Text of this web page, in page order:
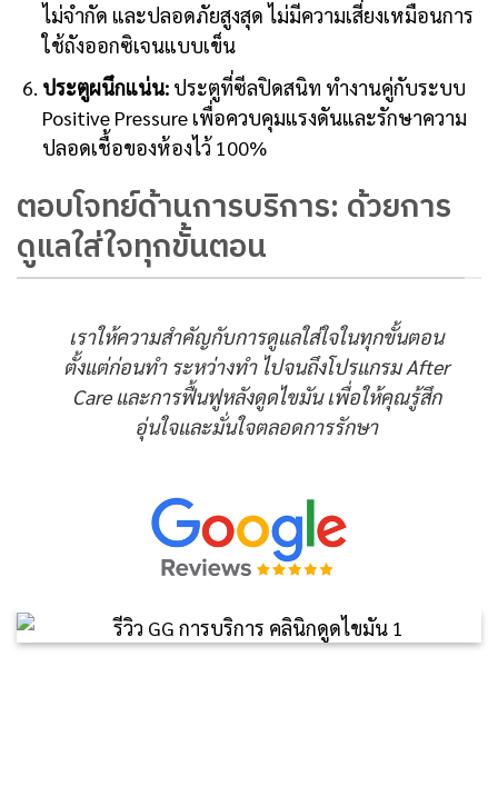
ไม่จำกัด และปลอดภัยสูงสุด ไม่มีความเสี่ยงเหมือนการ
ใช้ถังออกซิเจนแบบเข็น
ประตูผนึกแน่น: ประตูที่ซีลปิดสนิท ทำงานคู่กับระบบ
Positive Pressure เพื่อควบคุมแรงดันและรักษาความ
ปลอดเชื้อของห้องไว้ 100%
ตอบโจทย์ด้านการบริการ: ด้วยการ
ดูแลใส่ใจทุกขั้นตอน
เราให้ความสำคัญกับการดูแลใส่ใจในทุกขั้นตอน
ตั้งแต่ก่อนทำ ระหว่างทำ ไปจนถึงโปรแกรม After
Care และการฟื้นฟูหลังดูดไขมัน เพื่อให้คุณรู้สึก
อุ่นใจและมั่นใจตลอดการรักษา